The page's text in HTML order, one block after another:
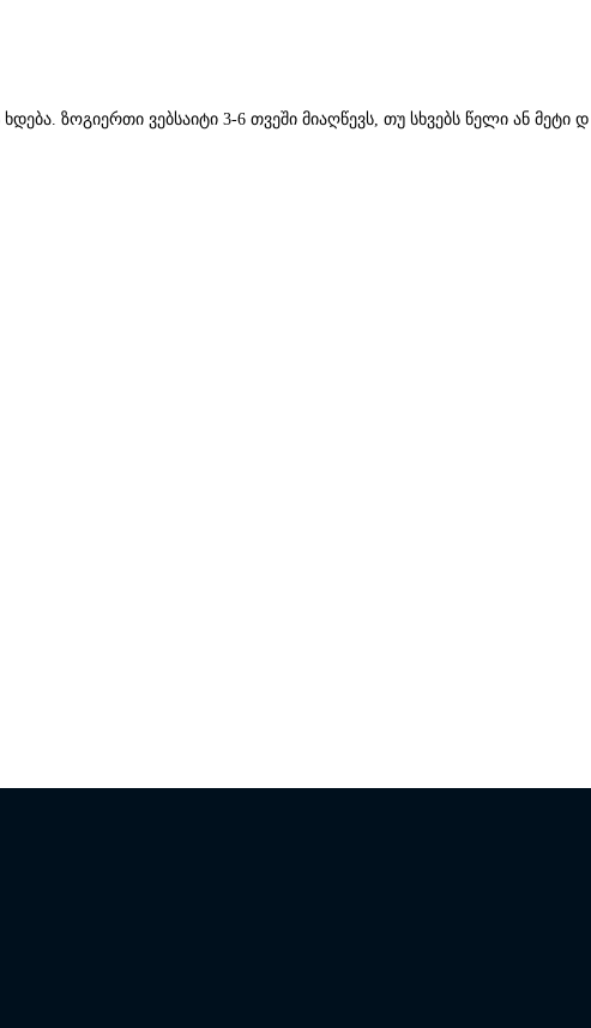
ზოგიერთი ვებსაიტი 3-6 თვეში მიაღწევს, თუ სხვებს წელი ან მეტი დ